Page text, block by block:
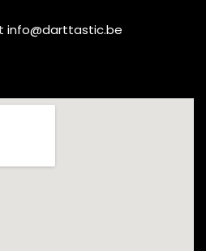
info@darttastic.be